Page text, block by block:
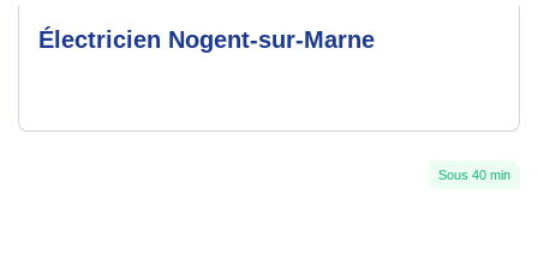
Électricien Nogent-sur-Marne
Sous 40 min